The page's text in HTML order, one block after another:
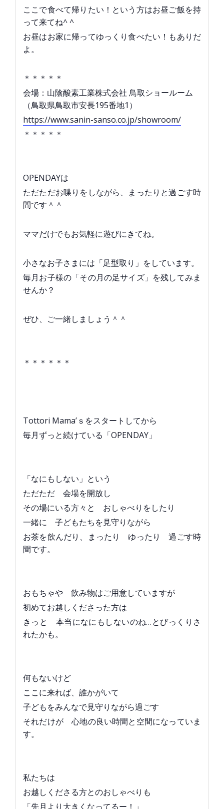
ここで食べて帰りたい！という方はお昼ご飯を持
って来てね^ ^
お昼はお家に帰ってゆっくり食べたい！もありだ
よ。
＊＊＊＊＊
会場：山陰酸素工業株式会社 鳥取ショールーム
（鳥取県鳥取市安長195番地1）
https://www.sanin-sanso.co.jp/showroom/
＊＊＊＊＊
OPENDAYは
ただただお喋りをしながら、まったりと過ごす時
間です＾＾
ママだけでもお気軽に遊びにきてね。
小さなお子さまには「足型取り」をしています。
毎月お子様の「その月の足サイズ」を残してみま
せんか？
ぜひ、ご一緒しましょう＾＾
＊＊＊＊＊＊
Tottori Mama’ｓをスタートしてから
毎月ずっと続けている「OPENDAY」
「なにもしない」という
ただただ 会場を開放し
その場にいる方々と おしゃべりをしたり
一緒に 子どもたちを見守りながら
お茶を飲んだり、まったり ゆったり 過ごす時
間です。
おもちゃや 飲み物はご用意していますが
初めてお越しくださった方は
きっと 本当になにもしないのね…とびっくりさ
れたかも。
何もないけど
ここに来れば、誰かがいて
子どもをみんなで見守りながら過ごす
それだけが 心地の良い時間と空間になっていま
す。
私たちは
お越しくださる方とのおしゃべりも
「先月より大きくなってるー！」